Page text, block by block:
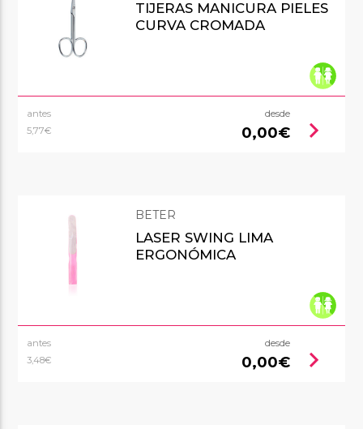
TIJERAS MANICURA PIELES
CURVA CROMADA
antes
5,77€
desde
0,00€ chevron_right
BETER
LASER SWING LIMA
ERGONÓMICA
antes
3,48€
desde
0,00€ chevron_right